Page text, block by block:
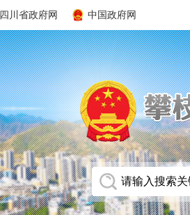
四川省政府网 中国政府网